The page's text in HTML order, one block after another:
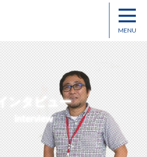
ンタビュー
interview